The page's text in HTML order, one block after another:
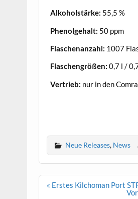
Alkoholstärke: 55,5 %
Phenolgehalt: 50 ppm
Flaschenanzahl: 1007
Flaschengrößen:0,7 l /
Vertrieb: nur in den
Neue Releases, News
Beitrags-
« Erstes Kilchoman Port